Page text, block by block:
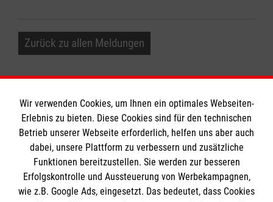
Zurück zu allen Meldungen
Informationen
Impressum
Datenschutz
Wir verwenden Cookies, um Ihnen ein optimales Webseiten-
Erlebnis zu bieten. Diese Cookies sind für den technischen
Betrieb unserer Webseite erforderlich, helfen uns aber auch
dabei, unsere Plattform zu verbessern und zusätzliche
Funktionen bereitzustellen. Sie werden zur besseren
Erfolgskontrolle und Aussteuerung von Werbekampagnen,
wie z.B. Google Ads, eingesetzt. Das bedeutet, dass Cookies